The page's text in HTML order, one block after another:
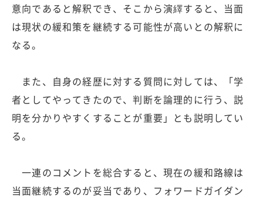
意向であると解釈でき、そこから演繹すると、当面
は現状の緩和策を継続する可能性が高いとの解釈に
なる。
また、自身の経歴に対する質問に対しては、「学
者としてやってきたので、判断を論理的に行う、説
明を分かりやすくすることが重要」とも説明してい
る。
一連のコメントを総合すると、現在の緩和路線は
当面継続するのが妥当であり、フォワードガイダン